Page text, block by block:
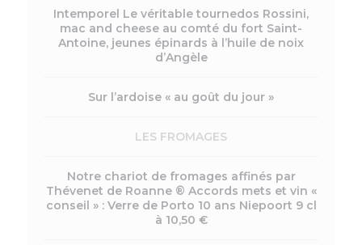
Intemporel Le véritable tournedos Rossini,
mac and cheese au comté du fort Saint-
Antoine, jeunes épinards à l’huile de noix
d’Angèle
Sur l’ardoise « au goût du jour »
LES FROMAGES
Notre chariot de fromages affinés par
Thévenet de Roanne ® Accords mets et vin «
conseil » : Verre de Porto 10 ans Niepoort 9 cl
à 10,50 €